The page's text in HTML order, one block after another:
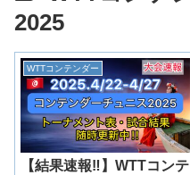
2025
WTTコンテンダー
【結果速報‼︎】WTTコンテ